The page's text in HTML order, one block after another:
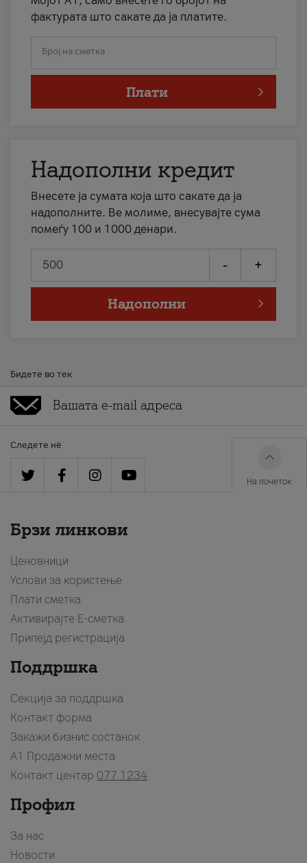
фактурата што сакате да ја платите.
Број на сметка
Плати
Надополни кредит
Внесете ја сумата која што сакате да ја
надополните. Ве молиме, внесувајте сума
помеѓу 100 и 1000 денари.
- +
Надополни
Бидете во тек
Следете нè
На почеток
Брзи линкови
Ценовници
Услови за користење
Плати сметка
Активирајте Е-сметка
Припејд регистрација
Поддршка
Секција за поддршка
Контакт форма
Закажи бизнис состанок
A1 Продажни места
Контакт центар 077 1234
Профил
За нас
Новости